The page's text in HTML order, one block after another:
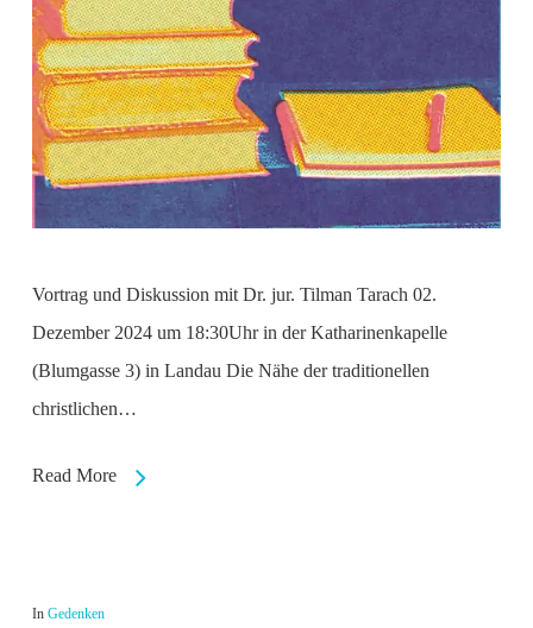
Vortrag und Diskussion mit Dr. jur. Tilman Tarach 02.
Dezember 2024 um 18:30Uhr in der Katharinenkapelle
(Blumgasse 3) in Landau Die Nähe der traditionellen
christlichen…
Read More
In Gedenken